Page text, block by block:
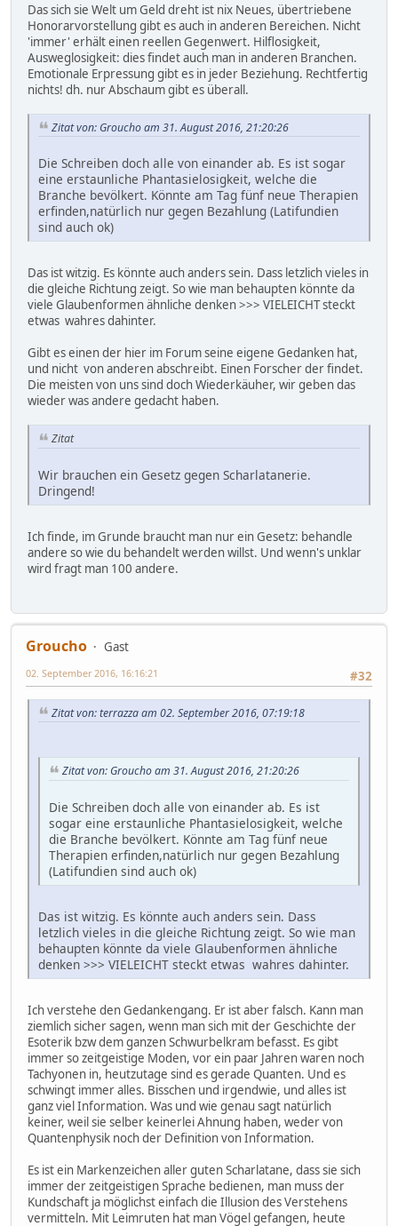
Das sich sie Welt um Geld dreht ist nix Neues, übertriebene
Honorarvorstellung gibt es auch in anderen Bereichen. Nicht
'immer' erhält einen reellen Gegenwert. Hilflosigkeit,
Ausweglosigkeit: dies findet auch man in anderen Branchen.
Emotionale Erpressung gibt es in jeder Beziehung. Rechtfertig
nichts! dh. nur Abschaum gibt es überall.
Zitat von: Groucho am 31. August 2016, 21:20:26
Die Schreiben doch alle von einander ab. Es ist sogar
eine erstaunliche Phantasielosigkeit, welche die
Branche bevölkert. Könnte am Tag fünf neue Therapien
erfinden,natürlich nur gegen Bezahlung (Latifundien
sind auch ok)
Das ist witzig. Es könnte auch anders sein. Dass letzlich vieles in
die gleiche Richtung zeigt. So wie man behaupten könnte da
viele Glaubenformen ähnliche denken >>> VIELEICHT steckt
etwas wahres dahinter.
Gibt es einen der hier im Forum seine eigene Gedanken hat,
und nicht von anderen abschreibt. Einen Forscher der findet.
Die meisten von uns sind doch Wiederkäuher, wir geben das
wieder was andere gedacht haben.
Zitat
Wir brauchen ein Gesetz gegen Scharlatanerie.
Dringend!
Ich finde, im Grunde braucht man nur ein Gesetz: behandle
andere so wie du behandelt werden willst. Und wenn's unklar
wird fragt man 100 andere.
Groucho
Gast
#32
02. September 2016, 16:16:21
Zitat von: terrazza am 02. September 2016, 07:19:18
Zitat von: Groucho am 31. August 2016, 21:20:26
Die Schreiben doch alle von einander ab. Es ist
sogar eine erstaunliche Phantasielosigkeit, welche
die Branche bevölkert. Könnte am Tag fünf neue
Therapien erfinden,natürlich nur gegen Bezahlung
(Latifundien sind auch ok)
Das ist witzig. Es könnte auch anders sein. Dass
letzlich vieles in die gleiche Richtung zeigt. So wie man
behaupten könnte da viele Glaubenformen ähnliche
denken >>> VIELEICHT steckt etwas wahres dahinter.
Ich verstehe den Gedankengang. Er ist aber falsch. Kann man
ziemlich sicher sagen, wenn man sich mit der Geschichte der
Esoterik bzw dem ganzen Schwurbelkram befasst. Es gibt
immer so zeitgeistige Moden, vor ein paar Jahren waren noch
Tachyonen in, heutzutage sind es gerade Quanten. Und es
schwingt immer alles. Bisschen und irgendwie, und alles ist
ganz viel Information. Was und wie genau sagt natürlich
keiner, weil sie selber keinerlei Ahnung haben, weder von
Quantenphysik noch der Definition von Information.
Es ist ein Markenzeichen aller guten Scharlatane, dass sie sich
immer der zeitgeistigen Sprache bedienen, man muss der
Kundschaft ja möglichst einfach die Illusion des Verstehens
vermitteln. Mit Leimruten hat man Vögel gefangen, heute